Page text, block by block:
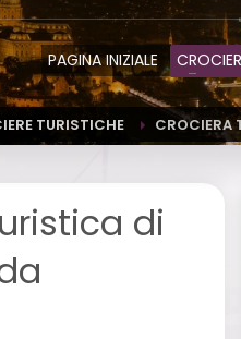
PAGINA INIZIALE
TURISTICHE CROCIERA
di